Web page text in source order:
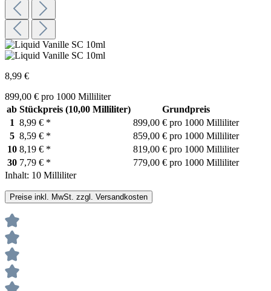
8,99 €
899,00 € pro 1000 Milliliter
ab Stückpreis (10,00 Milliliter)
Grundpreis
1 8,99 € *
899,00 € pro 1000 Milliliter
5 8,59 € *
859,00 € pro 1000 Milliliter
10 8,19 € *
819,00 € pro 1000 Milliliter
30 7,79 € *
779,00 € pro 1000 Milliliter
Inhalt: 10 Milliliter
Preise inkl. MwSt. zzgl. Versandkosten